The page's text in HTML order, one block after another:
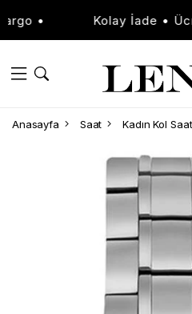
• Kolay İade •
Anasayfa Saat Kadın Kol